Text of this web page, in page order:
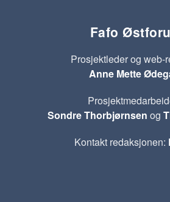
Fafo
Prosjektleder og web-
Anne Mette
Sondre Thorbjørnsen og
Kontakt redaksjonen: